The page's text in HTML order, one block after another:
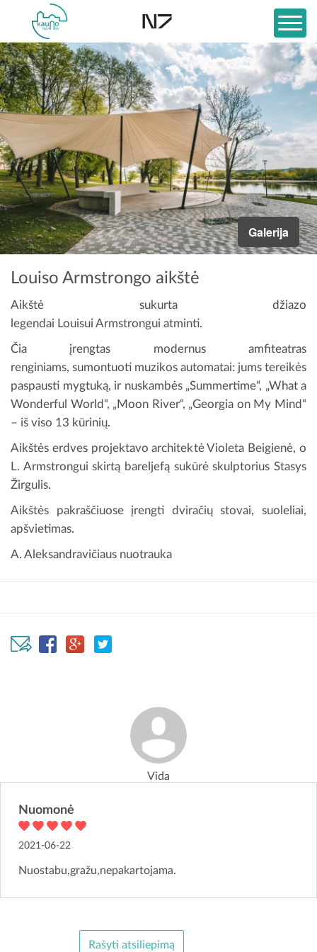
Galerija
Louiso Armstrongo aikštė
Aikštė sukurta džiazo
legendai Louisui Armstrongui atminti.
Čia įrengtas modernus amfiteatras
renginiams, sumontuoti muzikos automatai: jums tereikės
paspausti mygtuką, ir nuskambės „Summertime“, „What a
Wonderful World“, „Moon River“, „Georgia on My Mind“
– iš viso 13 kūrinių.
Aikštės erdves projektavo architektė Violeta Beigienė, o
L. Armstrongui skirtą bareljefą sukūrė skulptorius Stasys
Žirgulis.
Aikštės pakraščiuose įrengti dviračių stovai, suoleliai,
apšvietimas.
A. Aleksandravičiaus nuotrauka
Vida
Nuomonė
2021-06-22
Nuostabu,gražu,nepakartojama.
Rašyti atsiliepimą